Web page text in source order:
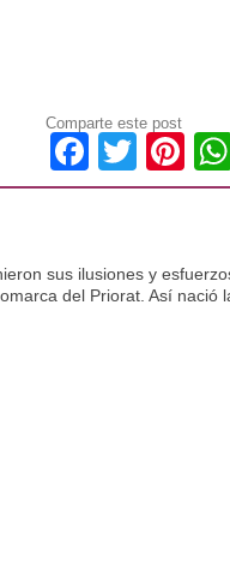
Comparte este post
Twitter
sus ilusiones y
del Priorat. Así nació